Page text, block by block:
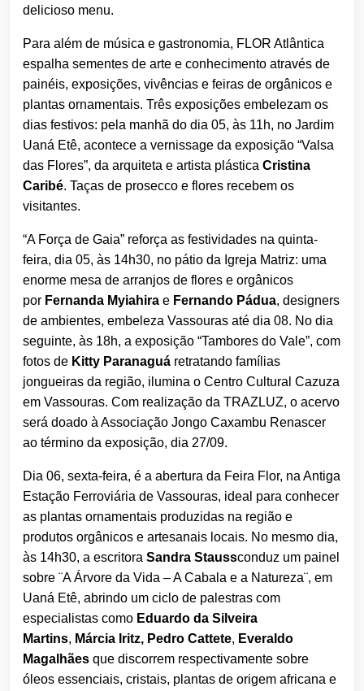
delicioso menu.
Para além de música e gastronomia, FLOR Atlântica
espalha sementes de arte e conhecimento através de
painéis, exposições, vivências e feiras de orgânicos e
plantas ornamentais. Três exposições embelezam os
dias festivos: pela manhã do dia 05, às 11h, no Jardim
Uaná Etê, acontece a vernissage da exposição “Valsa
das Flores”, da arquiteta e artista plástica Cristina
Caribé. Taças de prosecco e flores recebem os
visitantes.
“A Força de Gaia” reforça as festividades na quinta-
feira, dia 05, às 14h30, no pátio da Igreja Matriz: uma
enorme mesa de arranjos de flores e orgânicos
por Fernanda Myiahira e Fernando Pádua, designers
de ambientes, embeleza Vassouras até dia 08. No dia
seguinte, às 18h, a exposição “Tambores do Vale”, com
fotos de Kitty Paranaguá retratando famílias
jongueiras da região, ilumina o Centro Cultural Cazuza
em Vassouras. Com realização da TRAZLUZ, o acervo
será doado à Associação Jongo Caxambu Renascer
ao término da exposição, dia 27/09.
Dia 06, sexta-feira, é a abertura da Feira Flor, na Antiga
Estação Ferroviária de Vassouras, ideal para conhecer
as plantas ornamentais produzidas na região e
produtos orgânicos e artesanais locais. No mesmo dia,
às 14h30, a escritora Sandra Staussconduz um painel
sobre ¨A Árvore da Vida – A Cabala e a Natureza¨, em
Uaná Etê, abrindo um ciclo de palestras com
especialistas como Eduardo da Silveira
Martins, Márcia Iritz, Pedro Cattete, Everaldo
Magalhães que discorrem respectivamente sobre
óleos essenciais, cristais, plantas de origem africana e